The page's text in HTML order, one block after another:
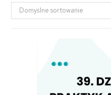
Domyślne sortowanie